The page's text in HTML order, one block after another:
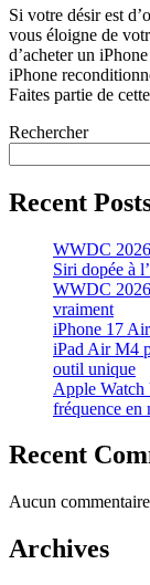
Si votre désir est
vous éloigne de
d’acheter un
iPhone
Faites partie de
Rechercher
Recent
WWDC
Siri dopée à
WWDC
vraiment
iPhone 17
iPad Air M4
outil unique
Apple Watch
fréquence en
Recent
Aucun
Archives